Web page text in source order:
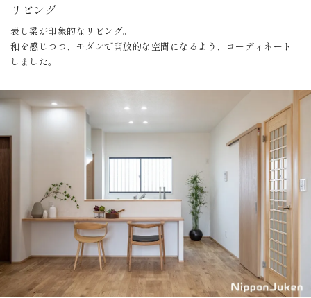
リビング
表し梁が印象的なリビング。
和を感じつつ、モダンで開放的な空間になるよう、コーディネート
しました。